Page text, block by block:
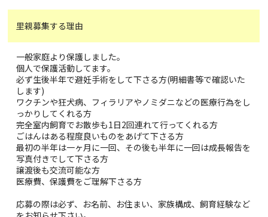
里親募集する理由
一般家庭より保護しました。
個人で保護活動してます。
必ず生後半年で避妊手術をして下さる方(明細書等で確認いた
します)
ワクチンや狂犬病、フィラリアやノミダニなどの医療行為をし
っかりしてくれる方
完全室内飼育でお散歩も1日2回連れて行ってくれる方
ごはんはある程度良いものをあげて下さる方
最初の半年は一ヶ月に一回、その後も半年に一回は成長報告を
写真付きでして下さる方
譲渡後も交流可能な方
医療費、保護費をご理解下さる方
応募の際は必ず、お名前、お住まい、家族構成、飼育経験など